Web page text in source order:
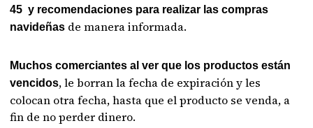
45 y recomendaciones para realizar las compras
navideñas de manera informada.
Muchos comerciantes al ver que los productos están
vencidos, le borran la fecha de expiración y les
colocan otra fecha, hasta que el producto se venda, a
fin de no perder dinero.